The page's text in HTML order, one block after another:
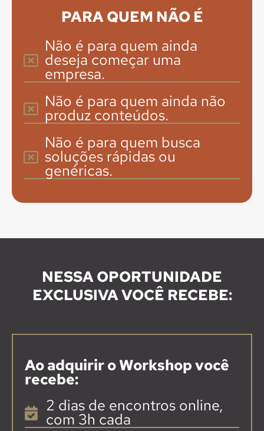
PARA QUEM NÃO É
Não é para quem ainda
deseja começar uma
empresa.
Não é para quem ainda não
produz conteúdos.
Não é para quem busca
soluções rápidas ou
genéricas.
NESSA OPORTUNIDADE
EXCLUSIVA VOCÊ RECEBE:
Ao adquirir o Workshop você
recebe:
2 dias de encontros online,
com 3h cada